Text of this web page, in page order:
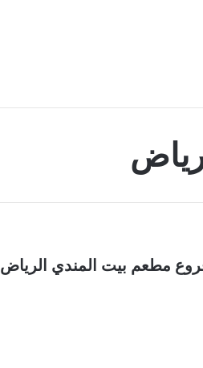
مطعم بيت المندي الرياض 2024